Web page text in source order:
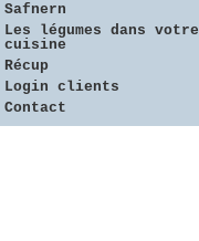
Safnern
Les légumes dans votre
cuisine
Récup
Login clients
Contact